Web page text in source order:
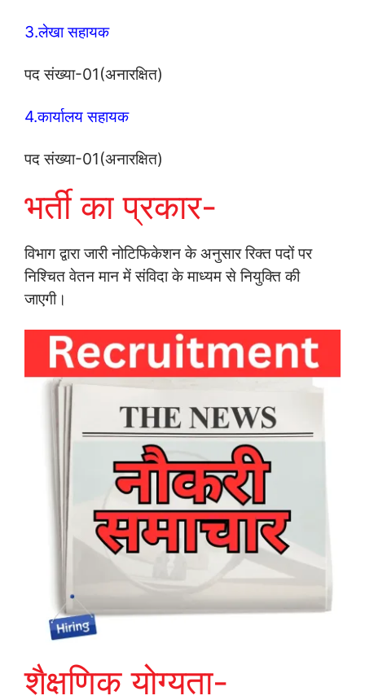
3.लेखा सहायक
पद संख्‍या-01(अनारक्षित)
4.कार्यालय सहायक
पद संख्‍या-01(अनारक्षित)
भर्ती का प्रकार-
विभाग द्वारा जारी नोटिफिकेशन के अनुसार रिक्‍त पदों पर
निश्‍चित वेतन मान में संविदा के माध्‍यम से नियुक्ति की
जाएगी।
शैक्षणिक योग्‍यता-